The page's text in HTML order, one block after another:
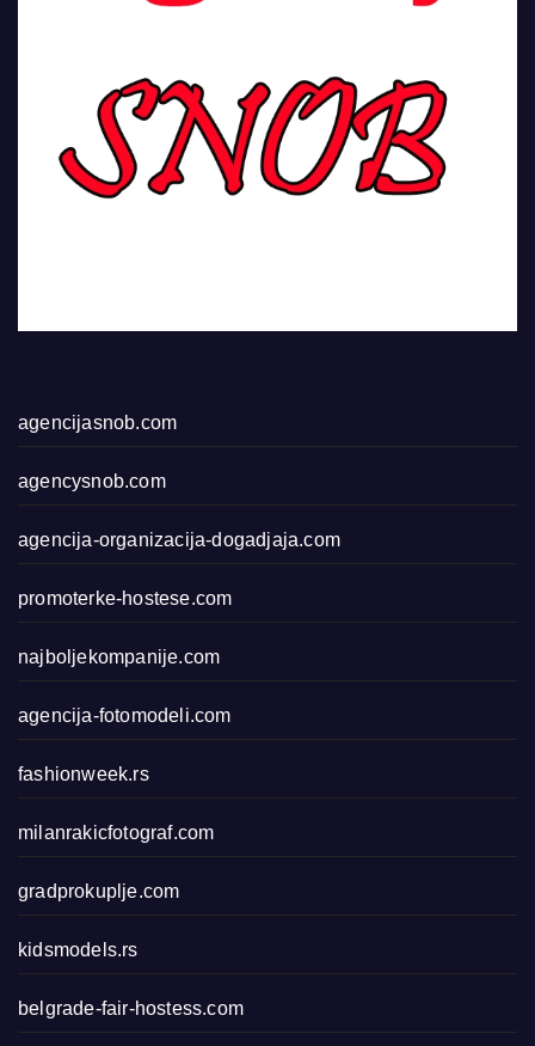
agencijasnob.com
agencysnob.com
agencija-organizacija-dogadjaja.com
promoterke-hostese.com
najboljekompanije.com
agencija-fotomodeli.com
fashionweek.rs
milanrakicfotograf.com
gradprokuplje.com
kidsmodels.rs
belgrade-fair-hostess.com